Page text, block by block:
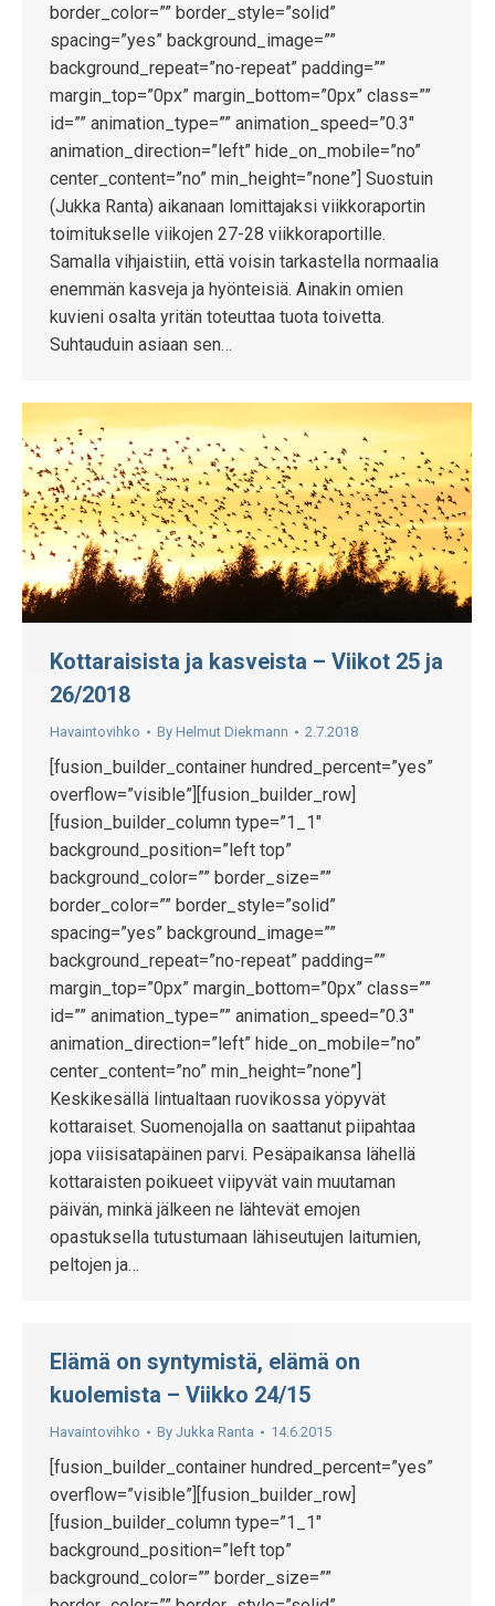
border_color=”” border_style=”solid”
spacing=”yes” background_image=””
background_repeat=”no-repeat” padding=””
margin_top=”0px” margin_bottom=”0px” class=””
id=”” animation_type=”” animation_speed=”0.3″
animation_direction=”left” hide_on_mobile=”no”
center_content=”no” min_height=”none”] Suostuin
(Jukka Ranta) aikanaan lomittajaksi viikkoraportin
toimitukselle viikojen 27-28 viikkoraportille.
Samalla vihjaistiin, että voisin tarkastella normaalia
enemmän kasveja ja hyönteisiä. Ainakin omien
kuvieni osalta yritän toteuttaa tuota toivetta.
Suhtauduin asiaan sen…
Kottaraisista ja kasveista – Viikot 25 ja
26/2018
Havaintovihko By Helmut Diekmann 2.7.2018
[fusion_builder_container hundred_percent=”yes”
overflow=”visible”][fusion_builder_row]
[fusion_builder_column type=”1_1″
background_position=”left top”
background_color=”” border_size=””
border_color=”” border_style=”solid”
spacing=”yes” background_image=””
background_repeat=”no-repeat” padding=””
margin_top=”0px” margin_bottom=”0px” class=””
id=”” animation_type=”” animation_speed=”0.3″
animation_direction=”left” hide_on_mobile=”no”
center_content=”no” min_height=”none”]
Keskikesällä lintualtaan ruovikossa yöpyvät
kottaraiset. Suomenojalla on saattanut piipahtaa
jopa viisisatapäinen parvi. Pesäpaikansa lähellä
kottaraisten poikueet viipyvät vain muutaman
päivän, minkä jälkeen ne lähtevät emojen
opastuksella tutustumaan lähiseutujen laitumien,
peltojen ja…
Elämä on syntymistä, elämä on
kuolemista – Viikko 24/15
Havaintovihko By Jukka Ranta 14.6.2015
[fusion_builder_container hundred_percent=”yes”
overflow=”visible”][fusion_builder_row]
[fusion_builder_column type=”1_1″
background_position=”left top”
background_color=”” border_size=””